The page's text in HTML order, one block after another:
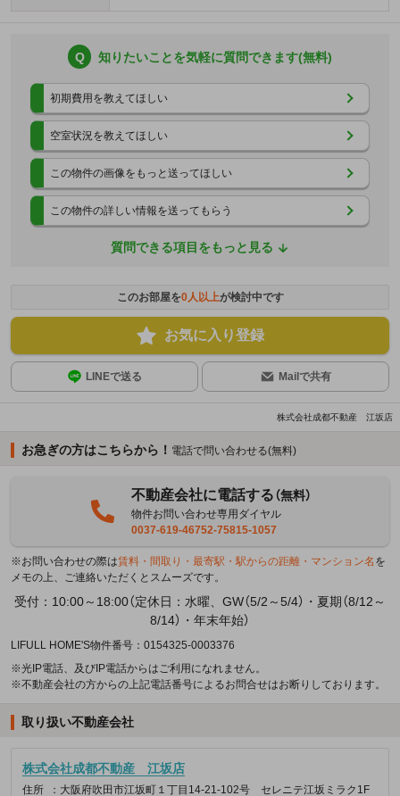
Q 知りたいことを気軽に質問できます(無料)
初期費用を教えてほしい
空室状況を教えてほしい
この物件の画像をもっと送ってほしい
この物件の詳しい情報を送ってもらう
質問できる項目をもっと見る
このお部屋を0人以上が検討中です
お気に入り登録
LINEで送る Mailで共有
株式会社成都不動産 江坂店
お急ぎの方はこちらから！ 電話で問い合わせる(無料)
不動産会社に電話する（無料）
物件お問い合わせ専用ダイヤル
0037-619-46752-75815-1057
※お問い合わせの際は賃料・間取り・最寄駅・駅からの距離・マンション名 を
メモの上、ご連絡いただくとスムーズです。
受付：10:00～18:00（定休日：水曜、GW（5/2～5/4）・夏期（8/12～
8/14）・年末年始）
LIFULL HOME'S物件番号：0154325-0003376
※光IP電話、及びIP電話からはご利用になれません。
※不動産会社の方からの上記電話番号によるお問合せはお断りしております。
取り扱い不動産会社
株式会社成都不動産 江坂店
住所 ：大阪府吹田市江坂町１丁目14-21-102号 セレニテ江坂ミラク1F